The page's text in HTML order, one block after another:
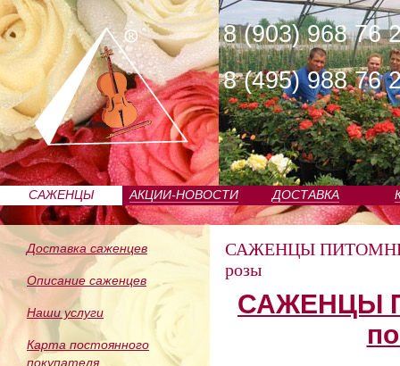
8 (903) 968 76
8 (495) 988 76
САЖЕНЦЫ
ПИТОМНИКА
АКЦИИ-НОВОСТИ ДОСТАВКА
Доставка саженцев
Описание саженцев
Наши услуги
Карта постоянного
покупателя
САЖЕНЦЫ
розы
САЖЕНЦЫ